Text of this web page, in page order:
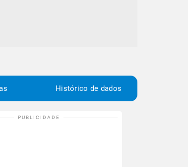
Histórico de dados